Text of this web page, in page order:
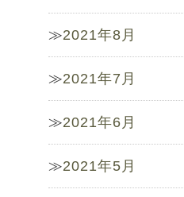
2021年8月
2021年7月
2021年6月
2021年5月